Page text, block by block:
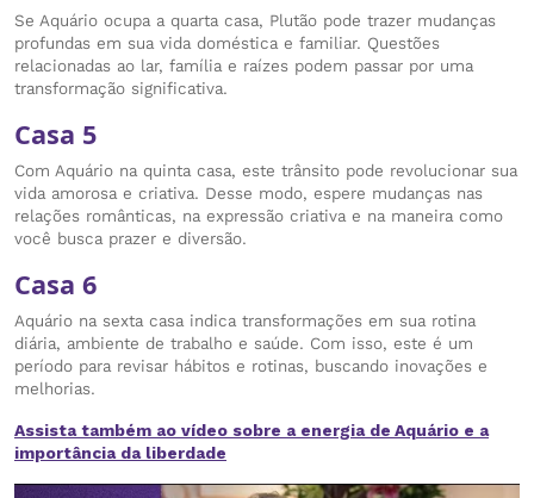
Se Aquário ocupa a quarta casa, Plutão pode trazer mudanças
profundas em sua vida doméstica e familiar. Questões
relacionadas ao lar, família e raízes podem passar por uma
transformação significativa.
Casa 5
Com Aquário na quinta casa, este trânsito pode revolucionar sua
vida amorosa e criativa. Desse modo, espere mudanças nas
relações românticas, na expressão criativa e na maneira como
você busca prazer e diversão.
Casa 6
Aquário na sexta casa indica transformações em sua rotina
diária, ambiente de trabalho e saúde. Com isso, este é um
período para revisar hábitos e rotinas, buscando inovações e
melhorias.
Assista também ao vídeo sobre a energia de Aquário e a
importância da liberdade